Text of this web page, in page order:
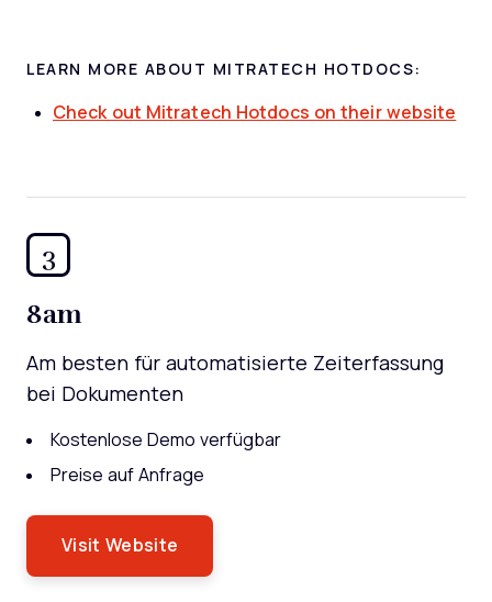
LEARN MORE ABOUT MITRATECH HOTDOCS:
Check out Mitratech Hotdocs on their website
3
8am
Am besten für automatisierte Zeiterfassung
bei Dokumenten
Kostenlose Demo verfügbar
Preise auf Anfrage
Visit Website